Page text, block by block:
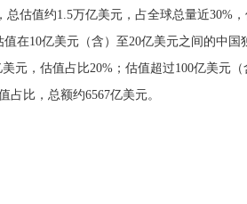
估值约1.5万亿美元，占全球总量近30%
在10亿美元（含）至20亿美元之间的中
元，估值占比20%；估值超过100亿美元
占比，总额约6567亿美元。